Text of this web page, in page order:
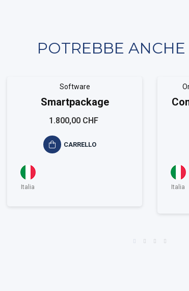
POTREBBE
Software
Smartpackage
1.800,00 CHF
CARRELLO
Italia Italia